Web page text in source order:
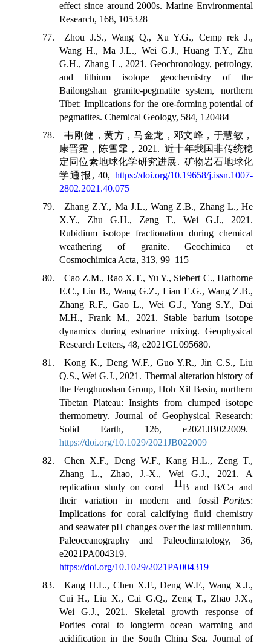
effect since around 2000s. Marine Environmental
Research, 168, 105328
77. Zhou J.S., Wang Q., Xu Y.G., Cemp rek J.,
Wang H., Ma J.L., Wei G.J., Huang T.Y., Zhu
G.H., Zhang L., 2021. Geochronology, petrology,
and lithium isotope geochemistry of the
Bailongshan granite-pegmatite system, northern
Tibet: Implications for the ore-forming potential of
pegmatites. Chemical Geology, 584, 120484
78. 韦刚健，黄方，马金龙，邓文峰，于慧敏，
康晋霆，陈雪霏， 2021. 近十年我国非传统稳
定同位素地球化学研究进展. 矿物岩石地球化
学通报 , 40, https://doi.org/10.19658/j.issn.1007-
2802.2021.40.075
79. Zhang Z.Y., Ma J.L., Wang Z.B., Zhang L., He
X.Y., Zhu G.H., Zeng T., Wei G.J., 2021.
Rubidium isotope fractionation during chemical
weathering of granite. Geochimica et
Cosmochimica Acta, 313, 99–115
80. Cao Z.M., Rao X.T., Yu Y., Siebert C., Hathorne
E.C., Liu B., Wang G.Z., Lian E.G., Wang Z.B.,
Zhang R.F., Gao L., Wei G.J., Yang S.Y., Dai
M.H., Frank M., 2021. Stable barium isotope
dynamics during estuarine mixing. Geophysical
Research Letters, 48, e2021GL095680.
81. Kong K., Deng W.F., Guo Y.R., Jin C.S., Liu
Q.S., Wei G.J., 2021. Thermal alteration history of
the Fenghuoshan Group, Hoh Xil Basin, northern
Tibetan Plateau: Insights from clumped isotope
thermometry. Journal of Geophysical Research:
Solid Earth, 126, e2021JB022009.
https://doi.org/10.1029/2021JB022009
82. Chen X.F., Deng W.F., Kang H.L., Zeng T.,
Zhang L., Zhao, J.-X., Wei G.J., 2021. A
replication study on coral
11B and B/Ca and
their variation in modern and fossil Porites:
Implications for coral calcifying fluid chemistry
and seawater pH changes over the last millennium.
Paleoceanography and Paleoclimatology, 36,
e2021PA004319.
https://doi.org/10.1029/2021PA004319
83. Kang H.L., Chen X.F., Deng W.F., Wang X.J.,
Cui H., Liu X., Cai G.Q., Zeng T., Zhao J.X.,
Wei G.J., 2021. Skeletal growth response of
Porites coral to longterm ocean warming and
acidification in the South China Sea. Journal of